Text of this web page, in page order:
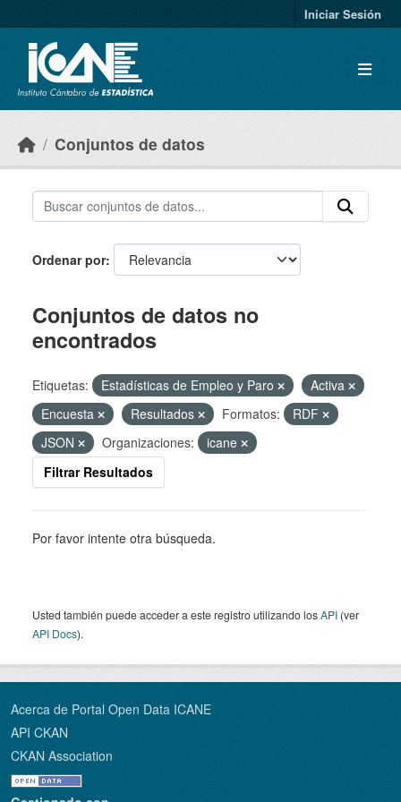
Iniciar Sesión
Conjuntos de datos
Ordenar por
Conjuntos de datos no
encontrados
Etiquetas: Estadísticas de Empleo y Paro
Activa
Encuesta
Resultados Formatos:
RDF
JSON
Organizaciones:
icane
Filtrar Resultados
Por favor intente otra búsqueda.
Usted también puede acceder a este registro utilizando losAPI (ver
API Docs).
Acerca de Portal Open Data ICANE
API CKAN
CKAN Association